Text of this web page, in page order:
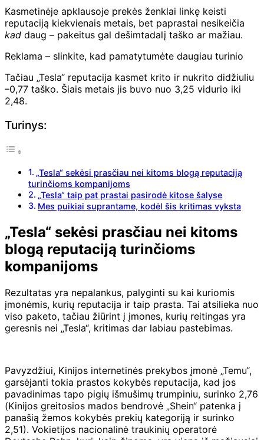
Kasmetinėje apklausoje prekės ženklai linkę keisti
reputaciją kiekvienais metais, bet paprastai nesikeičia
kad daug – pakeitus gal dešimtadalį taško ar mažiau.
Reklama – slinkite, kad pamatytumėte daugiau turinio
Tačiau „Tesla“ reputacija kasmet krito ir nukrito didžiuliu
–0,77 taško. Šiais metais jis buvo nuo 3,25 vidurio iki
2,48.
Turinys:
„Tesla“ sekėsi prasčiau nei kitoms blogą reputaciją
turinčioms kompanijoms
„Tesla“ taip pat prastai pasirodė kitose šalyse
Mes puikiai suprantame, kodėl šis kritimas vyksta
„Tesla“ sekėsi prasčiau nei kitoms
blogą reputaciją turinčioms
kompanijoms
Rezultatas yra nepalankus, palyginti su kai kuriomis
įmonėmis, kurių reputacija ir taip prasta. Tai atsilieka nuo
viso paketo, tačiau žiūrint į įmones, kurių reitingas yra
geresnis nei „Tesla“, kritimas dar labiau pastebimas.
Pavyzdžiui, Kinijos internetinės prekybos įmonė „Temu“,
garsėjanti tokia prastos kokybės reputacija, kad jos
pavadinimas tapo pigių išmušimų trumpiniu, surinko 2,76
(Kinijos greitosios mados bendrovė „Shein“ patenka į
panašią žemos kokybės prekių kategoriją ir surinko
2,51). Vokietijos nacionalinė traukinių operatorė